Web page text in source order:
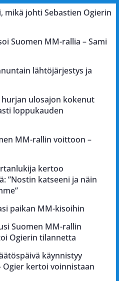
mikä johti Sebastien Ogierin
Suomen MM-rallia – Sami
lähtöjärjestys ja
ulosajon kokenut
loppukauden
MM-rallin voittoon –
kertoo
”Nostin katseeni ja näin
paikan MM-kisoihin
Suomen MM-rallin
Ogierin tilannetta
käynnistyy
Ogier kertoi voinnistaan